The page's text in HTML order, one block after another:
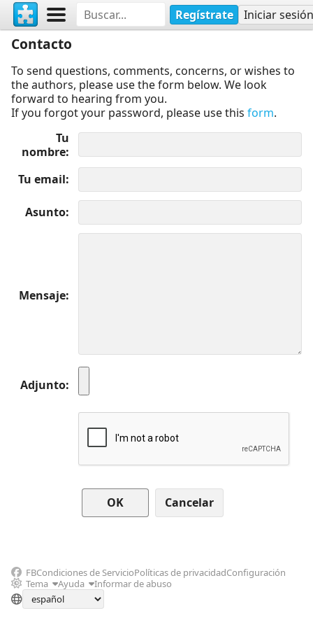
Regístrate Iniciar sesión
Contacto
To send questions, comments, concerns, or wishes to
the authors, please use the form below. We look
forward to hearing from you.
If you forgot your password, please use this form.
Tu
nombre
Tu email
Asunto
Mensaje
Adjunto
Cancelar
FBCondiciones de ServicioPolíticas de privacidadConfiguración
Tema
Ayuda Informar de abuso